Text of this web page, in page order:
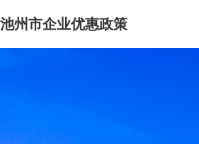
池州市企业优惠政策